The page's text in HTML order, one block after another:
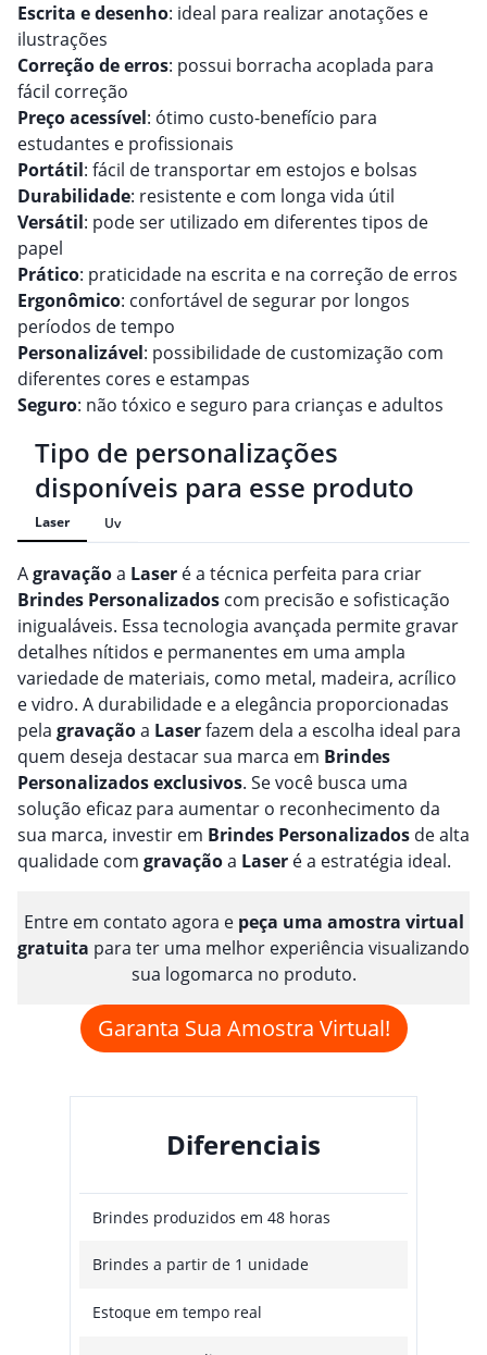
Escrita e desenho: ideal para realizar anotações e
ilustrações
Correção de erros: possui borracha acoplada para
fácil correção
Preço acessível: ótimo custo-benefício para
estudantes e profissionais
Portátil: fácil de transportar em estojos e bolsas
Durabilidade: resistente e com longa vida útil
Versátil: pode ser utilizado em diferentes tipos de
papel
Prático: praticidade na escrita e na correção de erros
Ergonômico: confortável de segurar por longos
períodos de tempo
Personalizável: possibilidade de customização com
diferentes cores e estampas
Seguro: não tóxico e seguro para crianças e adultos
Tipo de personalizações
disponíveis para esse produto
Laser Uv
Agravaçãoa Laser é a técnica perfeita para criar
Brindes Personalizados com precisão e sofisticação
inigualáveis. Essa tecnologia avançada permite gravar
detalhes nítidos e permanentes em uma ampla
variedade de materiais, como metal, madeira, acrílico
e vidro. A durabilidade e a elegância proporcionadas
pela gravaçãoa Laserfazem dela a escolha ideal para
quem deseja destacar sua marca em Brindes
Personalizadosexclusivos. Se você busca uma
solução eficaz para aumentar o reconhecimento da
sua marca, investir em Brindes Personalizados de alta
qualidade com gravaçãoa Laser é a estratégia ideal.
Entre em contato agora e peça uma amostra virtual
gratuita para ter uma melhor experiência visualizando
sua logomarca no produto.
Garanta Sua Amostra Virtual!
Diferenciais
Brindes produzidos em 48 horas
Brindes a partir de 1 unidade
Estoque em tempo real